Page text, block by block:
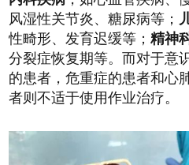
风湿性关节炎、糖尿病等；
性畸形、发育迟缓等；精神
分裂症恢复期等。而对于意
的患者，危重症的患者和心
者则不适于使用作业治疗。